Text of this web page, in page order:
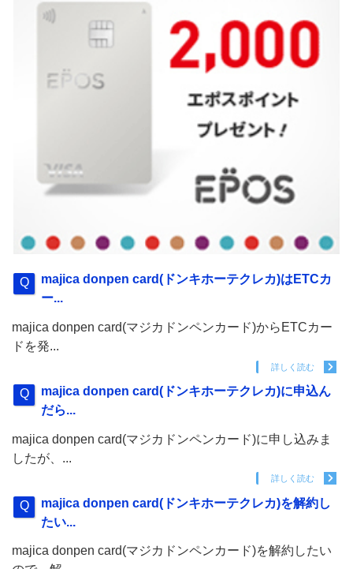
majica donpen card(ドンキホーテクレカ)はETCカ
ー...
majica donpen card(マジカドンペンカード)からETCカー
ドを発...
詳しく読む
majica donpen card(ドンキホーテクレカ)に申込ん
だら...
majica donpen card(マジカドンペンカード)に申し込みま
したが、...
詳しく読む
majica donpen card(ドンキホーテクレカ)を解約し
たい...
majica donpen card(マジカドンペンカード)を解約したい